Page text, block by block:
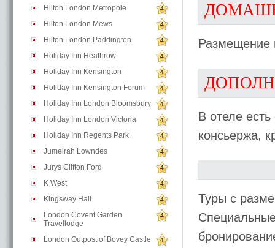
Hilton London Metropole 4
Hilton London Mews 4
Hilton London Paddington 4
Holiday Inn Heathrow 4
Holiday Inn Kensington 4
Holiday Inn Kensington Forum 4
Holiday Inn London Bloomsbury 4
Holiday Inn London Victoria 4
Holiday Inn Regents Park 4
Jumeirah Lowndes 4
Jurys Clifton Ford 4
K West 4
Kingsway Hall 4
London Covent Garden
Travellodge
4
London Outpost of Bovey Castle 4
Размещение
В отеле
консьержа,
Туры с